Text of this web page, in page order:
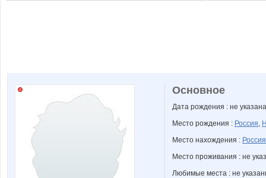
Основное
Дата рождения : не указана
Место рождения : Россия,
Место нахождения : Россия
Место проживания : не
Любимые места : не